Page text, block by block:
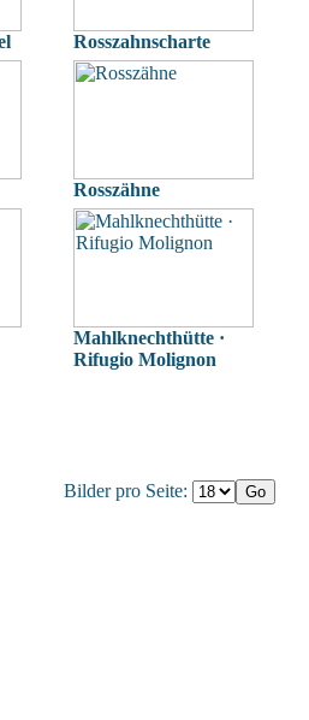
Rosszahnscharte
Rosszähne
Mahlknechthütte ·
Rifugio Molignon
Bilder pro Seite: